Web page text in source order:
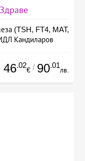
(TSH, FT4, MAT,
Кандиларов
46.02
€ / 90.01
лв.